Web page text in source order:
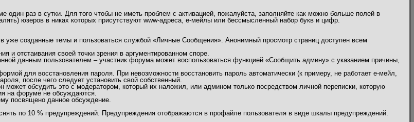
раз в сутки. Для того чтобы не иметь проблем с активацией, пожалуйста, заполняйте как можно больше полей в
юзеров в никах которых присутствуют www-адреса, е-мейлы или бессмысленный набор букв и цифр.
уже созданные темы и пользоваться службой «Личные Сообщения». Анонимный просмотр страниц доступен всем
и отстаивания своей точки зрения в аргументированном споре.
данным пользователем – участник форума может воспользоваться функцией «Сообщить админу» с указанием причины,
для восстановления пароля. При невозможности восстановить пароль автоматически (к примеру, не работает е-мейл,
после чего следует установить свой собственный.
обсудить это с модератором, который их наложил, или админом только посредством личной переписки, которую
на форуме не обсуждаются.
посвящено данное обсуждение.
по 10 % предупреждений. Предупреждения отображаются в профайле пользователя в виде шкалы предупреждений.